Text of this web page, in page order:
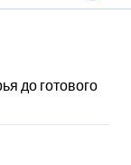
до готового